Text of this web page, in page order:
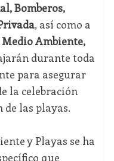
Bomberos,
, así como a
Medio Ambiente,
durante toda
para asegurar
la celebración
las playas.
y Playas se ha
que